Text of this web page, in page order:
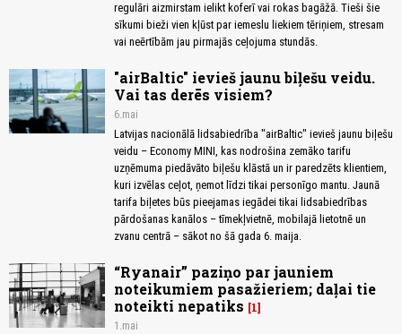
regulāri aizmirstam ielikt koferī vai rokas bagāžā. Tieši šie
sīkumi bieži vien kļūst par iemeslu liekiem tēriņiem, stresam
vai neērtībām jau pirmajās ceļojuma stundās.
"airBaltic" ievieš jaunu biļešu veidu.
Vai tas derēs visiem?
6.mai
Latvijas nacionālā lidsabiedrība "airBaltic" ievieš jaunu biļešu
veidu – Economy MINI, kas nodrošina zemāko tarifu
uzņēmuma piedāvāto biļešu klāstā un ir paredzēts klientiem,
kuri izvēlas ceļot, ņemot līdzi tikai personīgo mantu. Jaunā
tarifa biļetes būs pieejamas iegādei tikai lidsabiedrības
pārdošanas kanālos – tīmekļvietnē, mobilajā lietotnē un
zvanu centrā – sākot no šā gada 6. maija.
“Ryanair” paziņo par jauniem
noteikumiem pasažieriem; daļai tie
noteikti nepatiks
1
1.mai